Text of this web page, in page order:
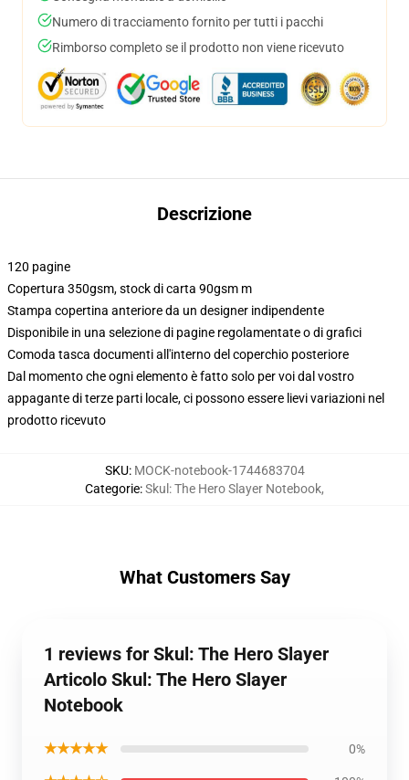
Numero di tracciamento fornito per tutti i pacchi
Rimborso completo se il prodotto non viene ricevuto
Descrizione
120 pagine
Copertura 350gsm, stock di carta 90gsm m
Stampa copertina anteriore da un designer indipendente
Disponibile in una selezione di pagine regolamentate o di grafici
Comoda tasca documenti all'interno del coperchio posteriore
Dal momento che ogni elemento è fatto solo per voi dal vostro
appagante di terze parti locale, ci possono essere lievi variazioni nel
prodotto ricevuto
SKU: MOCK-notebook-1744683704
Categorie:Skul: The Hero Slayer Notebook,
What Customers Say
1 reviews for Skul: The Hero Slayer
Articolo Skul: The Hero Slayer
Notebook
★★★★★ 0%